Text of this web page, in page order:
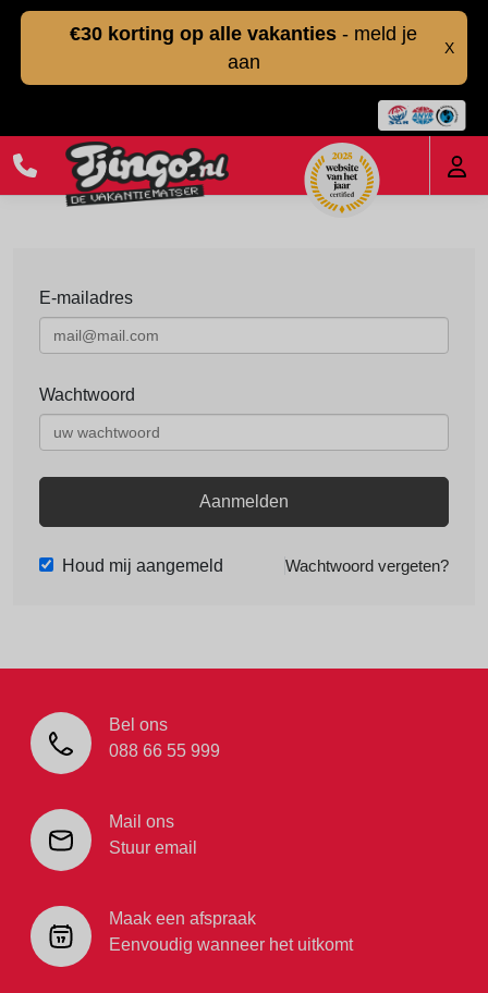
€30 korting op alle vakanties - meld je
aan
X
E-mailadres
Wachtwoord
Aanmelden
Houd mij aangemeld Wachtwoord vergeten?
Bel ons
088 66 55 999
Mail ons
Stuur email
Maak een afspraak
Eenvoudig wanneer het uitkomt